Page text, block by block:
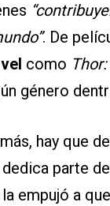
. De
como
género
hay que
parte
empujó a